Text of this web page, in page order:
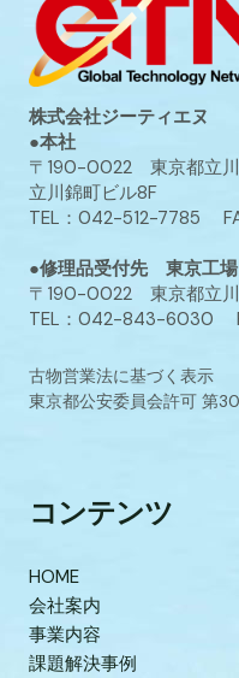
株式会社ジーティエヌ
●本社
〒190-0022 東京都立
立川錦町ビル8F
TEL：042-512-7785
●修理品受付先 東京工場
〒190-0022 東京都立川
TEL：042-843-6030
古物営業法に基づく表示
東京都公安委員会許可 第
コンテンツ
HOME
会社案内
事業内容
課題解決事例